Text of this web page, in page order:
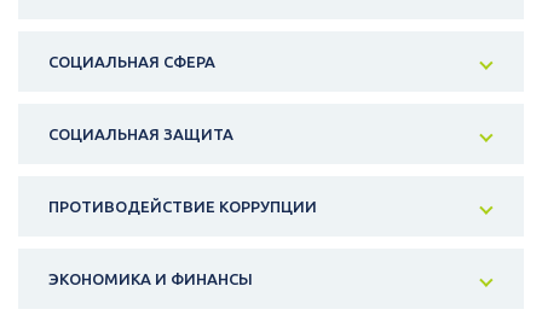
СОЦИАЛЬНАЯ СФЕРА
СОЦИАЛЬНАЯ ЗАЩИТА
ПРОТИВОДЕЙСТВИЕ КОРРУПЦИИ
ЭКОНОМИКА И ФИНАНСЫ